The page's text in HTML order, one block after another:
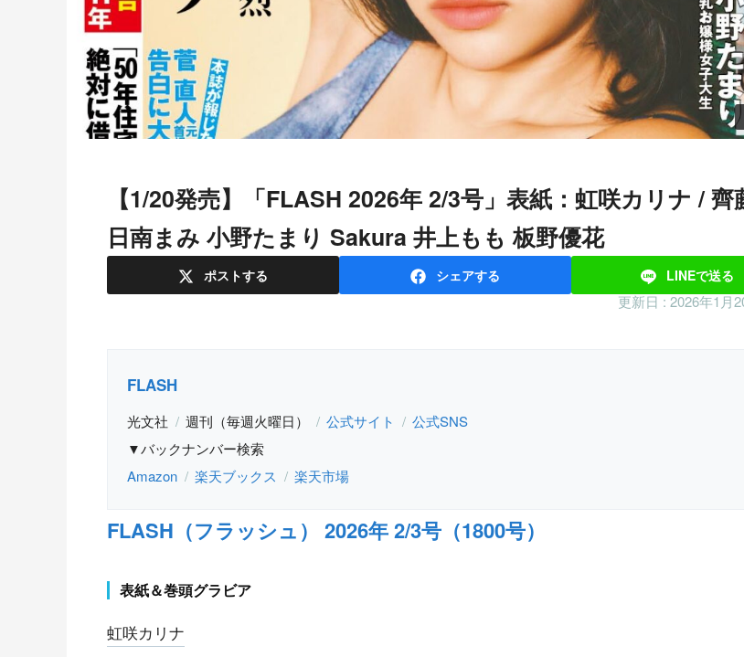
【1/20発売】「FLASH 2026年 2/3号」表紙：虹咲カリナ / 齊藤京子
日南まみ 小野たまり Sakura 井上もも 板野優花
ポストする シェアする LINEで送る
更新日 : 2026年1月
FLASH
光文社 週刊（毎週火曜日） 公式サイト
公式SNS
▼バックナンバー検索
Amazon
楽天ブックス 楽天市場
FLASH（フラッシュ） 2026年 2/3号（1800号）
表紙＆巻頭グラビア
虹咲カリナ